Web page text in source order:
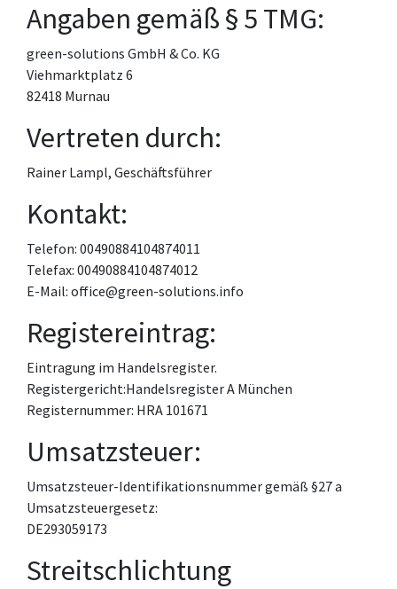
Angaben gemäß § 5 TMG:
green-solutions GmbH & Co. KG
Viehmarktplatz 6
82418 Murnau
Vertreten durch:
Rainer Lampl, Geschäftsführer
Kontakt:
Telefon: 00490884104874011
Telefax: 00490884104874012
E-Mail: office@green-solutions.info
Registereintrag:
Eintragung im Handelsregister.
Registergericht:Handelsregister A München
Registernummer: HRA 101671
Umsatzsteuer:
Umsatzsteuer-Identifikationsnummer gemäß §27 a
Umsatzsteuergesetz:
DE293059173
Streitschlichtung